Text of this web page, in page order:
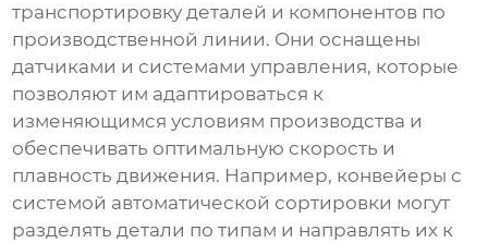
транспортировку деталей и компонентов по
производственной линии. Они оснащены
датчиками и системами управления, которые
позволяют им адаптироваться к
изменяющимся условиям производства и
обеспечивать оптимальную скорость и
плавность движения. Например, конвейеры с
системой автоматической сортировки могут
разделять детали по типам и направлять их к